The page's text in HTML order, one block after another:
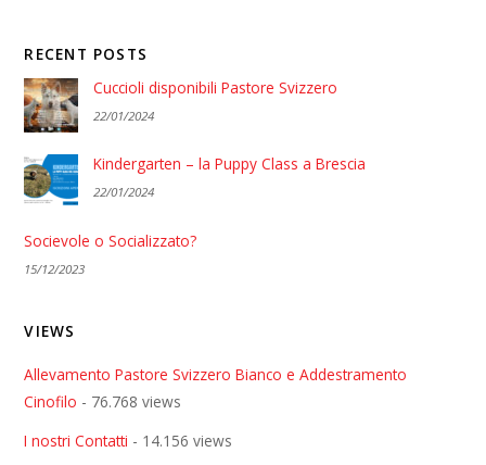
RECENT POSTS
Cuccioli disponibili Pastore Svizzero
22/01/2024
Kindergarten – la Puppy Class a Brescia
22/01/2024
Socievole o Socializzato?
15/12/2023
VIEWS
Allevamento Pastore Svizzero Bianco e Addestramento
Cinofilo - 76.768 views
I nostri Contatti - 14.156 views